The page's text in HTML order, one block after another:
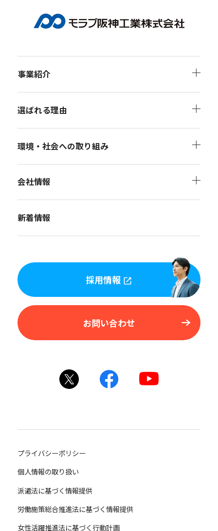
事業紹介
選ばれる理由
環境・社会への取り組み
会社情報
新着情報
採用情報
お問い合わせ
プライバシーポリシー
個人情報の取り扱い
派遣法に基づく情報提供
労働施策総合推進法に基づく情報提供
女性活躍推進法に基づく行動計画